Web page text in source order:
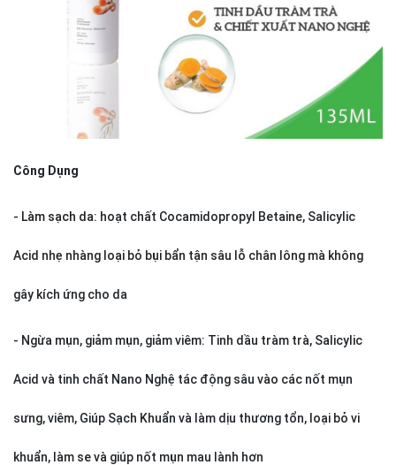
Công Dụng
- Làm sạch da: hoạt chất Cocamidopropyl Betaine, Salicylic
Acid nhẹ nhàng loại bỏ bụi bẩn tận sâu lỗ chân lông mà không
gây kích ứng cho da
- Ngừa mụn, giảm mụn, giảm viêm: Tinh dầu tràm trà, Salicylic
Acid và tinh chất Nano Nghệ tác động sâu vào các nốt mụn
sưng, viêm, Giúp Sạch Khuẩn và làm dịu thương tổn, loại bỏ vi
khuẩn, làm se và giúp nốt mụn mau lành hơn